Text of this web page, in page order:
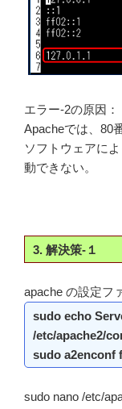
エラー-2の原因：
Apacheでは、80
ソフトウェアに
動できない。
3. 解決策-１
apache の設定フ
sudo echo
/etc/apache2/
sudo a2enconf
sudo nano /etc/